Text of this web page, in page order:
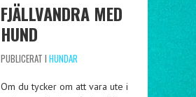
FJÄLLVANDRA MED
HUND
PUBLICERAT I HUNDAR
Om du tycker om att vara ute i